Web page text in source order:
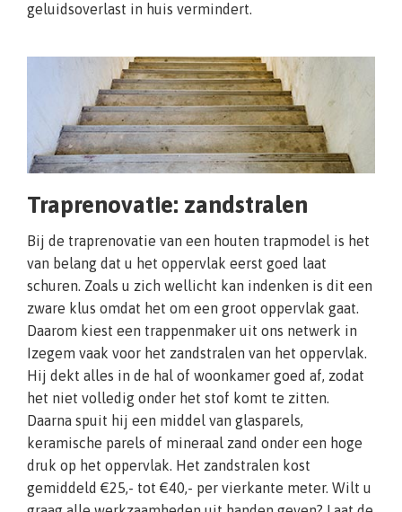
geluidsoverlast in huis vermindert.
Traprenovatie: zandstralen
Bij de traprenovatie van een houten trapmodel is het
van belang dat u het oppervlak eerst goed laat
schuren. Zoals u zich wellicht kan indenken is dit een
zware klus omdat het om een groot oppervlak gaat.
Daarom kiest een trappenmaker uit ons netwerk in
Izegem vaak voor het zandstralen van het oppervlak.
Hij dekt alles in de hal of woonkamer goed af, zodat
het niet volledig onder het stof komt te zitten.
Daarna spuit hij een middel van glasparels,
keramische parels of mineraal zand onder een hoge
druk op het oppervlak. Het zandstralen kost
gemiddeld €25,- tot €40,- per vierkante meter. Wilt u